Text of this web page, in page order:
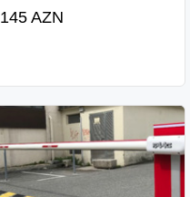
145 AZN